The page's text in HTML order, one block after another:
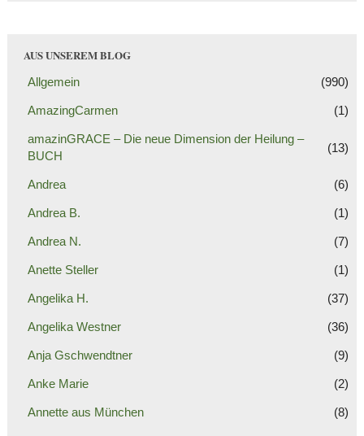
AUS UNSEREM BLOG
Allgemein (990)
AmazingCarmen (1)
amazinGRACE – Die neue Dimension der Heilung –
BUCH
(13)
Andrea (6)
Andrea B. (1)
Andrea N. (7)
Anette Steller (1)
Angelika H. (37)
Angelika Westner (36)
Anja Gschwendtner (9)
Anke Marie (2)
Annette aus München (8)